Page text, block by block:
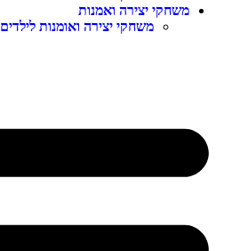
משחקי יצירה ואמנות
משחקי יצירה ואומנות לילדים